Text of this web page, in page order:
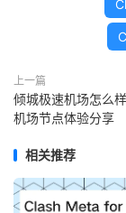
上一篇
倾城极速机场怎么
机场节点体验分享
相关推荐